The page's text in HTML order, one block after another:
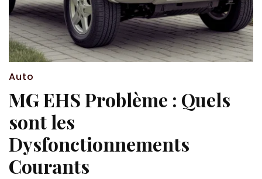
Auto
MG EHS Problème : Quels
sont les
Dysfonctionnements
Courants